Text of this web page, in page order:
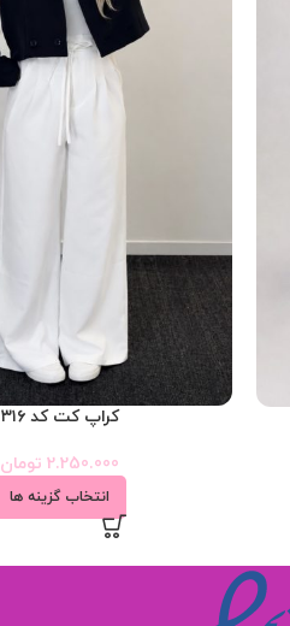
کراپ کت کد ۳۱۶
2.250.000 تومان
انتخاب گزینه ها